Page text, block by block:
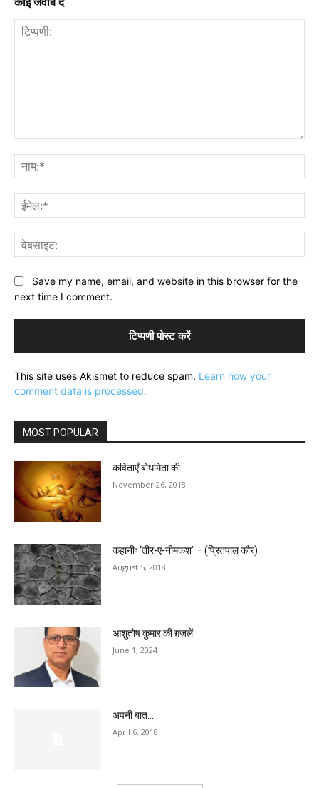
Save my name, email, and website in this browser for the
next time I comment.
This site uses Akismet to reduce spam. Learn how your
comment data is processed.
MOST POPULAR
कविताएँ बोधमिता की
November 26, 2018
कहानीः ‘तीर-ए-नीमकश’ – (प्रितपाल कौर)
August 5, 2018
आशुतोष कुमार की ग़ज़लें
June 1, 2024
अपनी बात……
April 6, 2018